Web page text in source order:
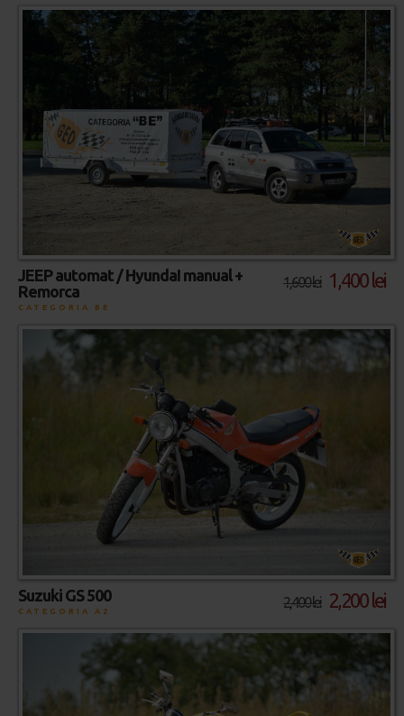
1,600 lei 1,400 lei
JEEP automat / HyundaI manual +
Remorca
CATEGORIA BE
2,400 lei 2,200 lei
Suzuki GS 500
CATEGORIA A2